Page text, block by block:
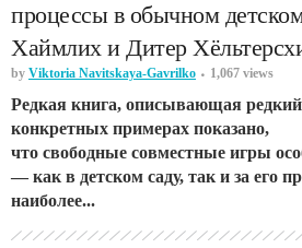
процессы в обычном
Хаймлих и Дитер
by Viktoria Navitskaya-Gavrilko 1,067 views
Редкая книга, описывающая
конкретных примерах показано,
что свободные совместные игры
— как в детском саду, так и за его
наиболее...